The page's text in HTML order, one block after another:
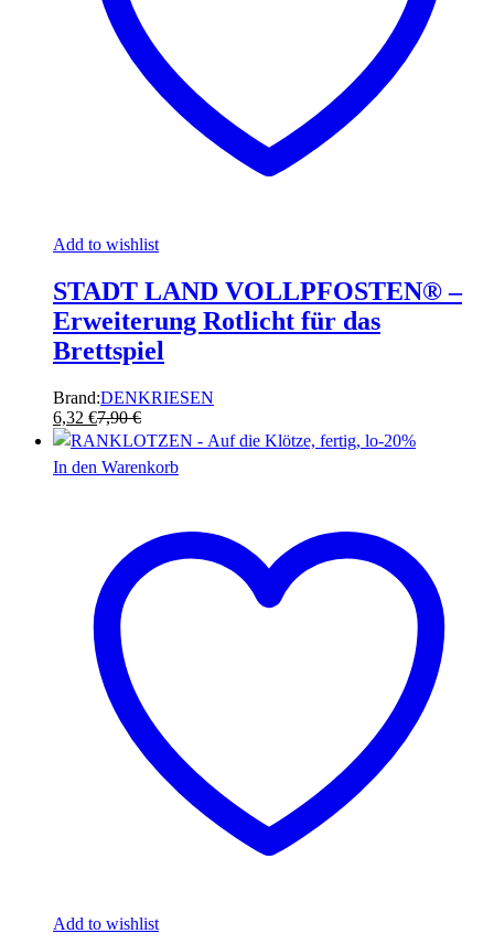
Add to wishlist
STADT LAND VOLLPFOSTEN® –
Erweiterung Rotlicht für das
Brettspiel
Brand:DENKRIESEN
6,32 €7,90€
-20%
In den Warenkorb
Add to wishlist